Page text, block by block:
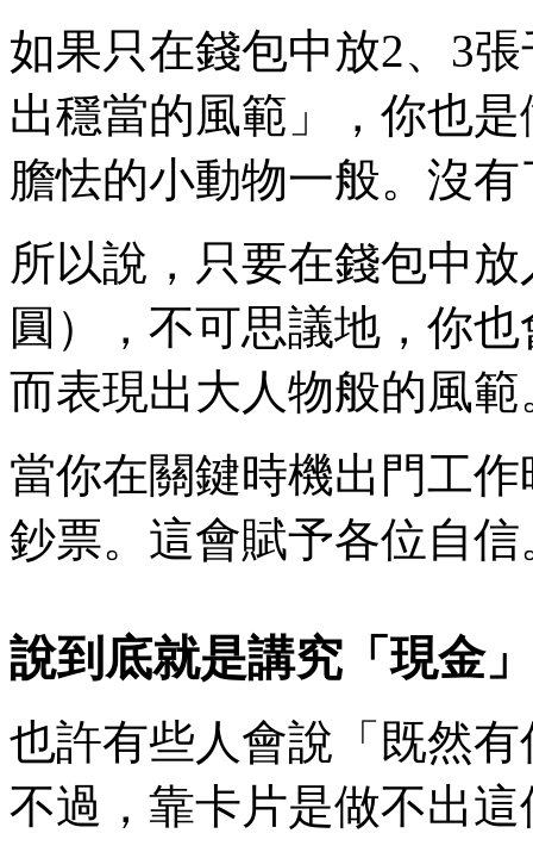
如果只在錢包中放2、3
出穩當的風範」，你也
膽怯的小動物一般。沒
所以說，只要在錢包中
圓），不可思議地，你
而表現出大人物般的風範
當你在關鍵時機出門工
鈔票。這會賦予各位自信
說到底就是講究「現金」
也許有些人會說「既然
不過，靠卡片是做不出